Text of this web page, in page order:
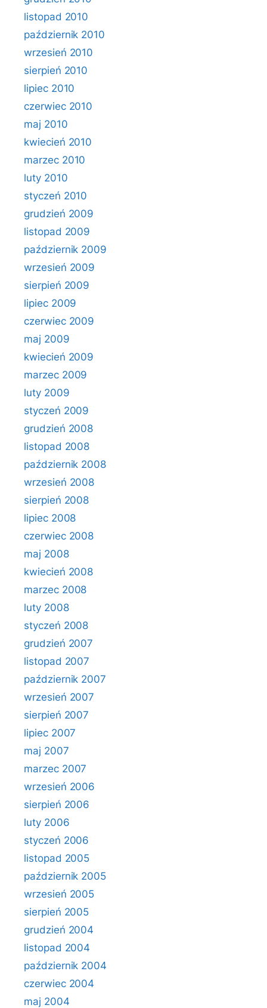
listopad 2010
październik 2010
wrzesień 2010
sierpień 2010
lipiec 2010
czerwiec 2010
maj 2010
kwiecień 2010
marzec 2010
luty 2010
styczeń 2010
grudzień 2009
listopad 2009
październik 2009
wrzesień 2009
sierpień 2009
lipiec 2009
czerwiec 2009
maj 2009
kwiecień 2009
marzec 2009
luty 2009
styczeń 2009
grudzień 2008
listopad 2008
październik 2008
wrzesień 2008
sierpień 2008
lipiec 2008
czerwiec 2008
maj 2008
kwiecień 2008
marzec 2008
luty 2008
styczeń 2008
grudzień 2007
listopad 2007
październik 2007
wrzesień 2007
sierpień 2007
lipiec 2007
maj 2007
marzec 2007
wrzesień 2006
sierpień 2006
luty 2006
styczeń 2006
listopad 2005
październik 2005
wrzesień 2005
sierpień 2005
grudzień 2004
listopad 2004
październik 2004
czerwiec 2004
maj 2004